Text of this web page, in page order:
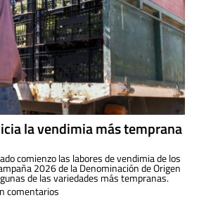
la vendimia más temprana
comienzo las labores de vendimia de los
2026 de la Denominación de Origen
de las variedades más tempranas.
comentarios